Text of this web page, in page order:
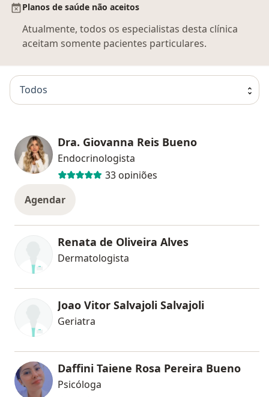
Planos de saúde não aceitos
Atualmente, todos os especialistas desta clínica
aceitam somente pacientes particulares.
Todos
Dra. Giovanna Reis Bueno
Endocrinologista
33 opiniões
Agendar
Renata de Oliveira Alves
Dermatologista
Joao Vitor Salvajoli Salvajoli
Geriatra
Daffini Taiene Rosa Pereira Bueno
Psicóloga